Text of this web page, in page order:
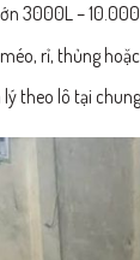
3000L –
rỉ, thủng
theo lô tại